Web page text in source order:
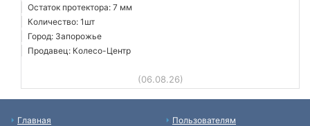
Остаток протектора: 7 мм
Количество: 1шт
Город: Запорожье
Продавец: Колесо-Центр
(06.08.26)
Главная
Пользователям